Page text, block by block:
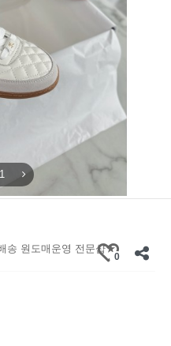
1
송 원도매운영 전문샵★
0